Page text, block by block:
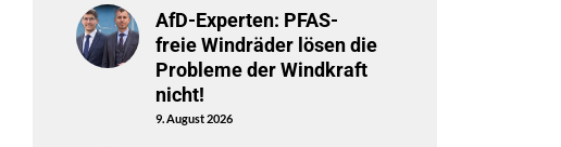
AfD-Experten: PFAS-
freie Windräder lösen die
Probleme der Windkraft
nicht!
9. August 2026